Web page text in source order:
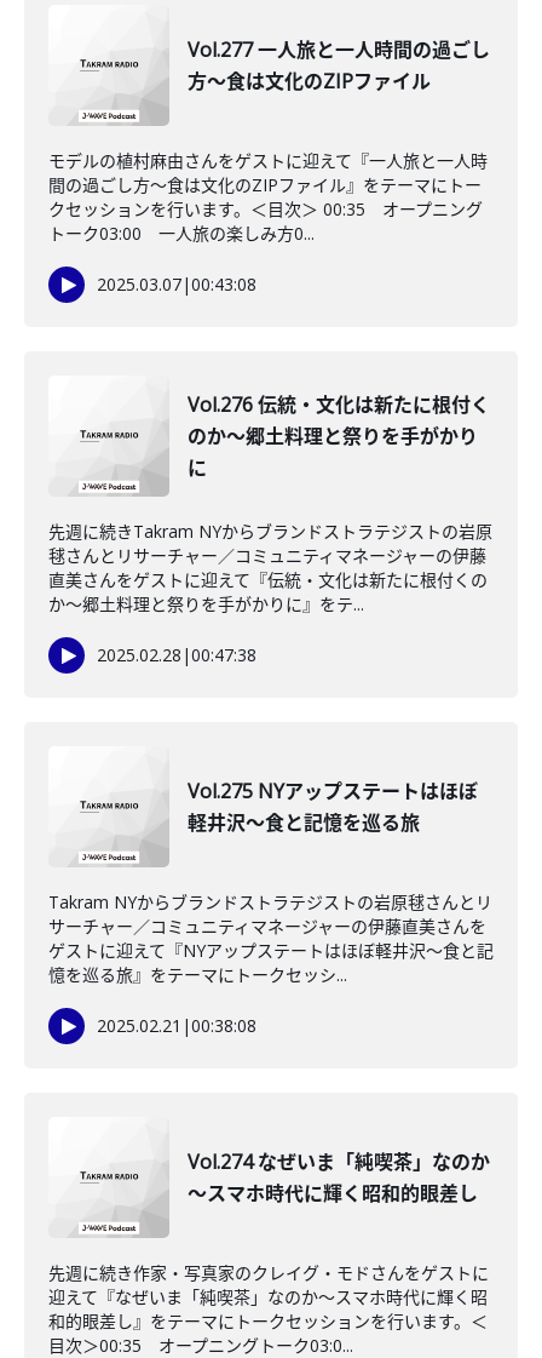
Vol.277 一人旅と一人時間の過ごし
方～食は文化のZIPファイル
モデルの植村麻由さんをゲストに迎えて『一人旅と一人時
間の過ごし方～食は文化のZIPファイル』をテーマにトー
クセッションを行います。＜目次＞ 00:35 オープニング
トーク03:00 一人旅の楽しみ方0...
2025.03.07|00:43:08
Vol.276 伝統・文化は新たに根付く
のか～郷土料理と祭りを手がかり
に
先週に続きTakram NYからブランドストラテジストの岩原
毬さんとリサーチャー／コミュニティマネージャーの伊藤
直美さんをゲストに迎えて『伝統・文化は新たに根付くの
か～郷土料理と祭りを手がかりに』をテ...
2025.02.28 |00:47:38
Vol.275 NYアップステートはほぼ
軽井沢～食と記憶を巡る旅
Takram NYからブランドストラテジストの岩原毬さんとリ
サーチャー／コミュニティマネージャーの伊藤直美さんを
ゲストに迎えて『NYアップステートはほぼ軽井沢～食と記
憶を巡る旅』をテーマにトークセッシ...
2025.02.21 |00:38:08
Vol.274 なぜいま「純喫茶」なのか
～スマホ時代に輝く昭和的眼差し
先週に続き作家・写真家のクレイグ・モドさんをゲストに
迎えて『なぜいま「純喫茶」なのか～スマホ時代に輝く昭
和的眼差し』をテーマにトークセッションを行います。＜
目次＞00:35 オープニングトーク03:0...